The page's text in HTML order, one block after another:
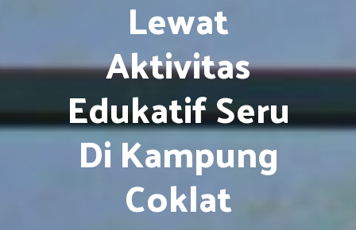
Lewat
Aktivitas
Edukatif Seru
Di Kampung
Coklat